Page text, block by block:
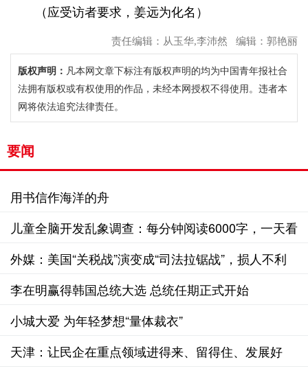
（应受访者要求，姜远为化名）
责任编辑：从玉华,李沛然 编辑：郭艳丽
版权声明： 凡本网文章下标注有版权声明的均为中国青年报社合
法拥有版权或有权使用的作品，未经本网授权不得使用。违者本
网将依法追究法律责任。
要闻
用书信作海洋的舟
儿童全脑开发乱象调查：每分钟阅读6000字，一天看
72本书？
外媒：美国“关税战”演变成“司法拉锯战”，损人不利
己
李在明赢得韩国总统大选 总统任期正式开始
小城大爱 为年轻梦想“量体裁衣”
天津：让民企在重点领域进得来、留得住、发展好